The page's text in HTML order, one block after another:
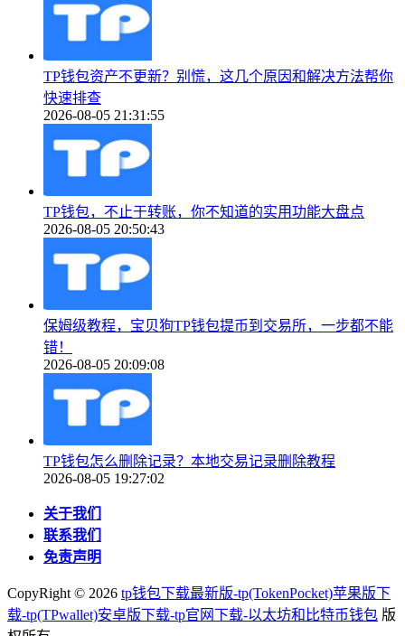
TP钱包资产不更新？别慌，这几个原因和解决方法帮你
快速排查
2026-08-05 21:31:55
TP钱包，不止于转账，你不知道的实用功能大盘点
2026-08-05 20:50:43
保姆级教程，宝贝狗TP钱包提币到交易所，一步都不能
错！
2026-08-05 20:09:08
TP钱包怎么删除记录？本地交易记录删除教程
2026-08-05 19:27:02
关于我们
联系我们
免责声明
CopyRight © 2026 tp钱包下载最新版-tp(TokenPocket)苹果版下
载-tp(TPwallet)安卓版下载-tp官网下载-以太坊和比特币钱包 版